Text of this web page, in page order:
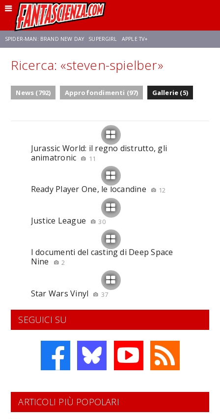
SPIDER-MAN: BRAND NEW DAY SUPERGIRL APPLE TV+
FRANCO RICCIARDIELLO ZENDAYA AVENGERS: DOOMSDAY
Ricerca: «steven-spielber»
News (792) Approfondimenti (97) Gallerie (5)
Jurassic World: il regno distrutto, gli
animatronic
11
Ready Player One, le locandine 12
Justice League 30
I documenti del casting di Deep Space
Nine
2
Star Wars Vinyl 37
SEGUICI SU
ARTICOLI PIÙ POPOLARI